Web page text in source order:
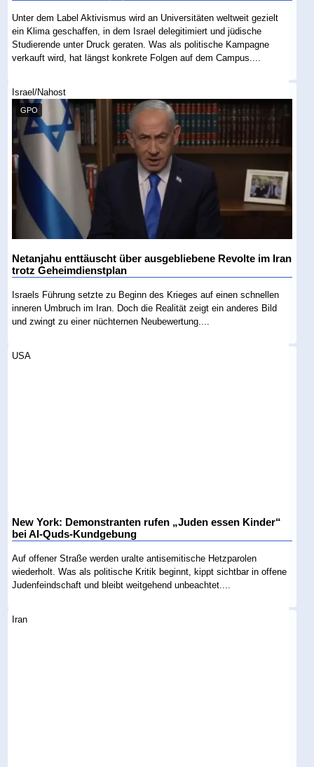
Unter dem Label Aktivismus wird an Universitäten weltweit gezielt
ein Klima geschaffen, in dem Israel delegitimiert und jüdische
Studierende unter Druck geraten. Was als politische Kampagne
verkauft wird, hat längst konkrete Folgen auf dem Campus....
Israel/Nahost
GPO
Netanjahu enttäuscht über ausgebliebene Revolte im Iran
trotz Geheimdienstplan
Israels Führung setzte zu Beginn des Krieges auf einen schnellen
inneren Umbruch im Iran. Doch die Realität zeigt ein anderes Bild
und zwingt zu einer nüchternen Neubewertung....
USA
New York: Demonstranten rufen „Juden essen Kinder“
bei Al-Quds-Kundgebung
Auf offener Straße werden uralte antisemitische Hetzparolen
wiederholt. Was als politische Kritik beginnt, kippt sichtbar in offene
Judenfeindschaft und bleibt weitgehend unbeachtet....
Iran